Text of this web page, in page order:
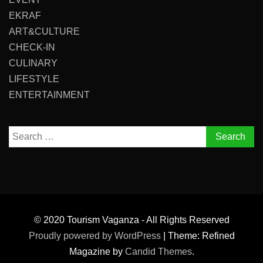
EKRAF
ART&CULTURE
CHECK-IN
CULINARY
LIFESTYLE
ENTERTAINMENT
Search
for:
© 2020 Tourism Vaganza - All Rights Reserved
Proudly powered by WordPress
Theme: Refined
Magazine by Candid Themes.